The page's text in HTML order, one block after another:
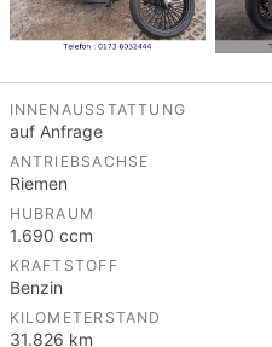
INNENAUSSTATTUNG
auf Anfrage
ANTRIEBSACHSE
Riemen
HUBRAUM
1.690 ccm
KRAFTSTOFF
Benzin
KILOMETERSTAND
31.826 km